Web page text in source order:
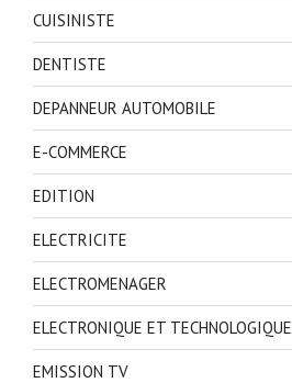
CUISINISTE
DENTISTE
DEPANNEUR AUTOMOBILE
E-COMMERCE
EDITION
ELECTRICITE
ELECTROMENAGER
ELECTRONIQUE ET TECHNOLOGIQUE
EMISSION TV